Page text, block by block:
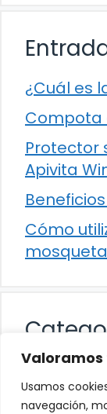
Usamos
navegación,
¿Cuál es
Compota
Protector
Apivita
Cómo
mosqueta